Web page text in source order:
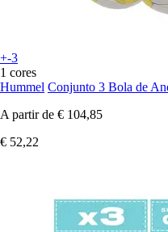
+-3
1 cores
Hummel Conjunto 3 Bola de
A partir de € 104,85
€ 52,22